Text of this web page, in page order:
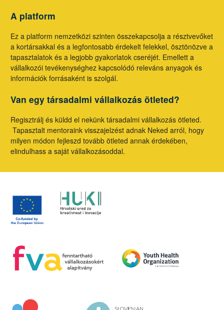
A platform
Ez a platform nemzetközi szinten összekapcsolja a résztvevőket
a kortársakkal és a legfontosabb érdekelt felekkel, ösztönözve a
tapasztalatok és a legjobb gyakorlatok cseréjét. Emellett a
vállalkozói tevékenységhez kapcsolódó releváns anyagok és
információk forrásaként is szolgál.
Van egy társadalmi vállalkozás ötleted?
Regisztrálj és küldd el nekünk társadalmi vállalkozás ötleted.
Tapasztalt mentoraink visszajelzést adnak Neked arról, hogy
milyen módon fejleszd tovább ötleted annak érdekében,
elindulhass a saját vállalkozásoddal.